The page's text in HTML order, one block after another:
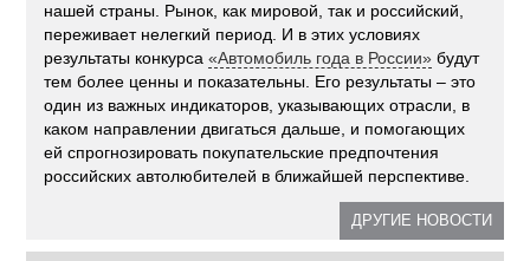
нашей страны. Рынок, как мировой, так и российский,
переживает нелегкий период. И в этих условиях
результаты конкурса«Автомобиль года в России» будут
тем более ценны и показательны. Его результаты – это
один из важных индикаторов, указывающих отрасли, в
каком направлении двигаться дальше, и помогающих
ей спрогнозировать покупательские предпочтения
российских автолюбителей в ближайшей перспективе.
ДРУГИЕ НОВОСТИ